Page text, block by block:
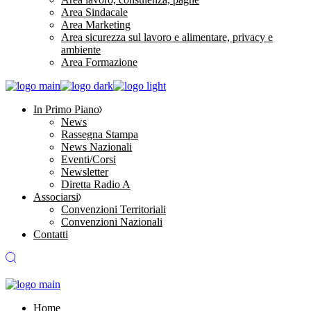
Area Sindacale
Area Marketing
Area sicurezza sul lavoro e alimentare, privacy e
ambiente
Area Formazione
In Primo Piano
News
Rassegna Stampa
News Nazionali
Eventi/Corsi
Newsletter
Diretta Radio A
Associarsi
Convenzioni Territoriali
Convenzioni Nazionali
Contatti
Home